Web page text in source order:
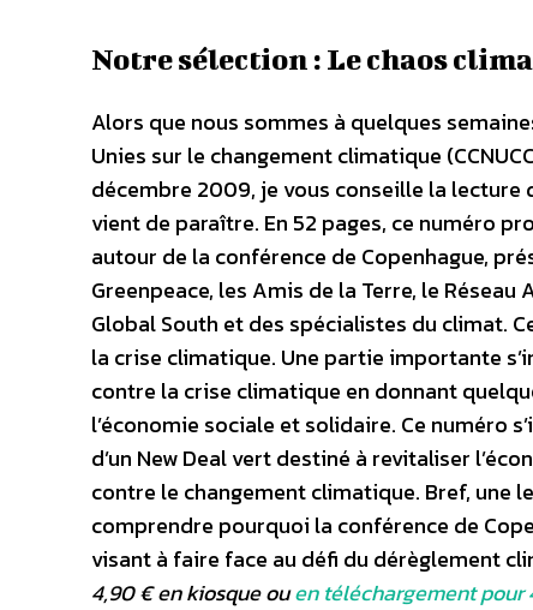
Notre sélection : Le chaos
Alors que nous sommes à quelques
Unies sur le changement climatique
décembre 2009, je vous conseille la
vient de paraître. En 52 pages, ce numéro
autour de la conférence de Copenhague,
Greenpeace, les Amis de la Terre, le Réseau
Global South et des spécialistes du climat.
la crise climatique. Une partie importante
contre la crise climatique en donnant
l’économie sociale et solidaire. Ce numéro
d’un New Deal vert destiné à revitaliser
contre le changement climatique. Bref, une
comprendre pourquoi la conférence de
visant à faire face au défi du dérèglement
4,90 € en kiosque ouen téléchargement pour